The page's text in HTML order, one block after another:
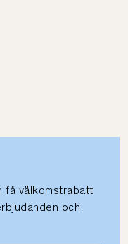
få välkomstrabatt
och